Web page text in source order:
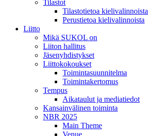
Tilastot
Tilastotietoa kielivalinnoista
Perustietoa kielivalinnoista
Liitto
Mikä SUKOL on
Liiton hallitus
Jäsenyhdistykset
Liittokokoukset
Toimintasuunnitelma
Toimintakertomus
Tempus
Aikataulut ja mediatiedot
Kansainvälinen toiminta
NBR 2025
Main Theme
Venue